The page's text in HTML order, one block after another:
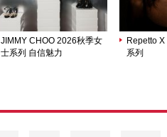
JIMMY CHOO 2026秋季女
士系列 自信魅力
Repetto
系列